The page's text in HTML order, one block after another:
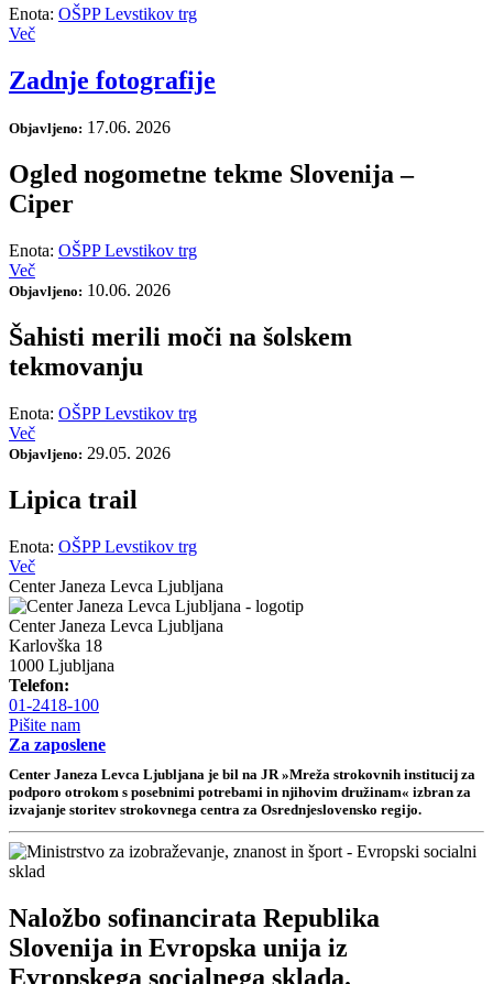
Enota: OŠPP Levstikov trg
Več
Zadnje fotografije
Objavljeno: 17.06. 2026
Ogled nogometne tekme Slovenija –
Ciper
Enota: OŠPP Levstikov trg
Več
Objavljeno: 10.06. 2026
Šahisti merili moči na šolskem
tekmovanju
Enota: OŠPP Levstikov trg
Več
Objavljeno: 29.05. 2026
Lipica trail
Enota: OŠPP Levstikov trg
Več
Center Janeza Levca Ljubljana
Center Janeza Levca Ljubljana
Karlovška 18
1000 Ljubljana
Telefon:
01-2418-100
Pišite nam
Za zaposlene
Center Janeza Levca Ljubljana je bil na JR »Mreža strokovnih institucij za
podporo otrokom s posebnimi potrebami in njihovim družinam« izbran za
izvajanje storitev strokovnega centra za Osrednjeslovensko regijo.
Naložbo sofinancirata Republika
Slovenija in Evropska unija iz
Evropskega socialnega sklada.